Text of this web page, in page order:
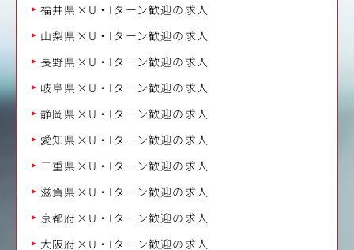
福井県×U・Iターン歓迎の求人
山梨県×U・Iターン歓迎の求人
長野県×U・Iターン歓迎の求人
岐阜県×U・Iターン歓迎の求人
静岡県×U・Iターン歓迎の求人
愛知県×U・Iターン歓迎の求人
三重県×U・Iターン歓迎の求人
滋賀県×U・Iターン歓迎の求人
京都府×U・Iターン歓迎の求人
大阪府×U・Iターン歓迎の求人